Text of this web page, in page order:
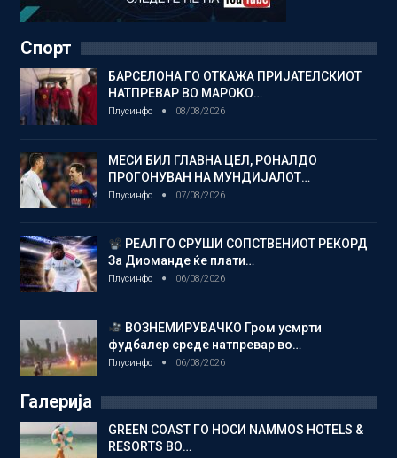
Спорт
БАРСЕЛОНА ГО ОТКАЖА ПРИЈАТЕЛСКИОТ
НАТПРЕВАР ВО МАРОКО…
Плусинфо 08/08/2026
МЕСИ БИЛ ГЛАВНА ЦЕЛ, РОНАЛДО
ПРОГОНУВАН НА МУНДИЈАЛОТ…
Плусинфо 07/08/2026
РЕАЛ ГО СРУШИ СОПСТВЕНИОТ РЕКОРД
За Диоманде ќе плати…
Плусинфо 06/08/2026
ВОЗНЕМИРУВАЧКО Гром усмрти
фудбалер среде натпревар во…
Плусинфо 06/08/2026
Галерија
GREEN COAST ГО НОСИ NAMMOS HOTELS &
RESORTS ВО…